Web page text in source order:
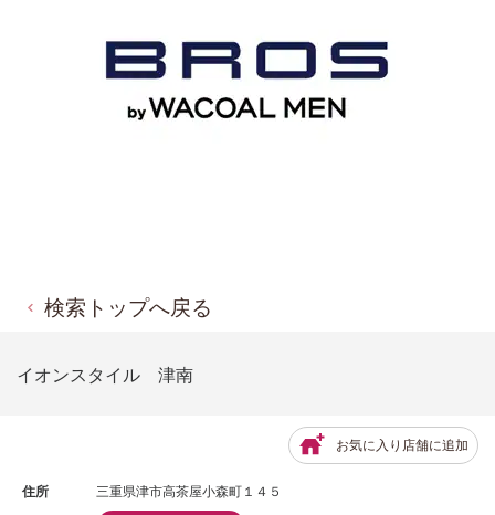
検索トップへ戻る
イオンスタイル 津南
お気に入り店舗に追加
住所 三重県津市高茶屋小森町１４５